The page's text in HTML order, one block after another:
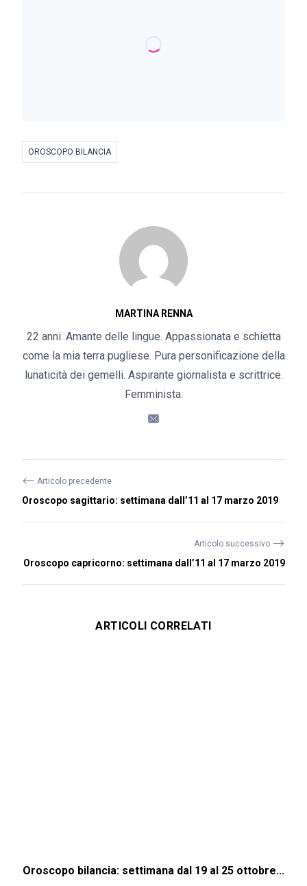
OROSCOPO BILANCIA
MARTINA RENNA
22 anni. Amante delle lingue. Appassionata e schietta
come la mia terra pugliese. Pura personificazione della
lunaticità dei gemelli. Aspirante giornalista e scrittrice.
Femminista.
⟵ Articolo precedente
Oroscopo sagittario: settimana dall’11 al 17 marzo 2019
Articolo successivo ⟶
Oroscopo capricorno: settimana dall’11 al 17 marzo 2019
ARTICOLI CORRELATI
Oroscopo bilancia: settimana dal 19 al 25 ottobre...